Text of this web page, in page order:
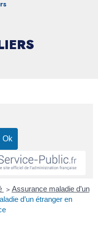
> Assurance maladie d’un
d’un étranger en